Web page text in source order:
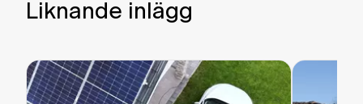
Liknande inlägg